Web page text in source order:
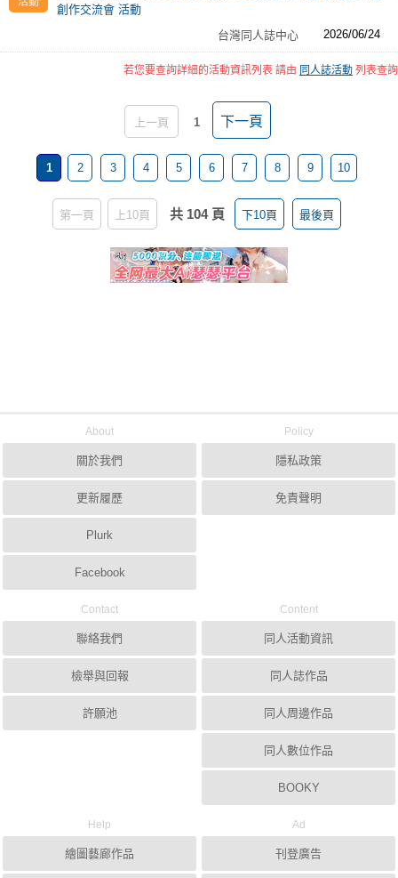
創作交流會 活動
台灣同人誌中心
2026/06/24
若您要查詢詳細的活動資訊列表 請由 同人誌活動 列表查詢
上一頁 1 下一頁
1 2 3 4 5 6 7 8 9 10
第一頁 上10頁 共 104 頁 下10頁 最後頁
About
關於我們
更新履歷
Plurk
Facebook
Policy
隱私政策
免責聲明
Contact
聯絡我們
檢舉與回報
許願池
Content
同人活動資訊
同人誌作品
同人周邊作品
同人數位作品
BOOKY
Help
繪圖藝廊作品
Ad
刊登廣告